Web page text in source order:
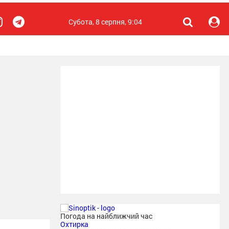
Субота, 8 серпня, 9:04
Погода на найближчий час
Охтирка